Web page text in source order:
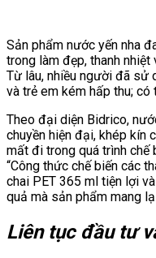
Sản phẩm nước yến nha
trong làm đẹp, thanh
Từ lâu, nhiều người đã sử
và trẻ em kém hấp thu;
Theo đại diện Bidrico,
chuyền hiện đại, khép kín
mất đi trong quá trình chế
“Công thức chế biến các
chai PET 365 ml tiện lợi
quả mà sản phẩm mang
Liên tục đầu tư